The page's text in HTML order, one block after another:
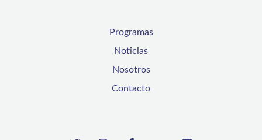
Programas
Noticias
Nosotros
Contacto